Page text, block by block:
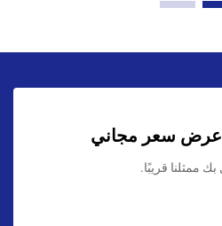
سعر مجاني
ممثلنا قريبًا.